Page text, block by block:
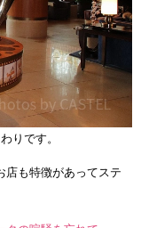
りです。
店も特徴があってステ